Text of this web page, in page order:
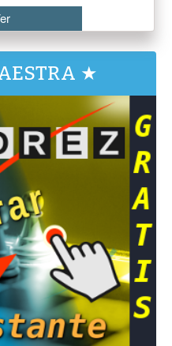
★